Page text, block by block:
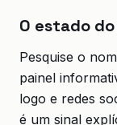
O estado
Pesquise o
painel
logo e redes
é um sinal